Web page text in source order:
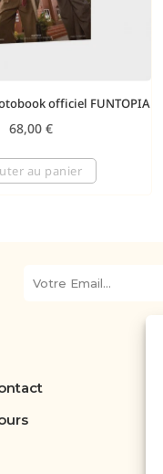
officiel FUNTOPIA
68,00€
au panier